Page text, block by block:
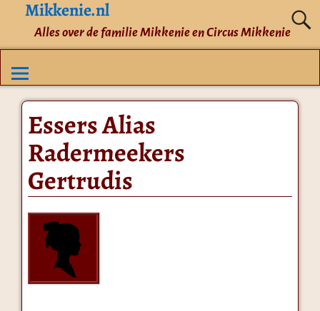
Mikkenie.nl
Alles over de familie Mikkenie en Circus Mikkenie
Essers Alias
Radermeekers
Gertrudis